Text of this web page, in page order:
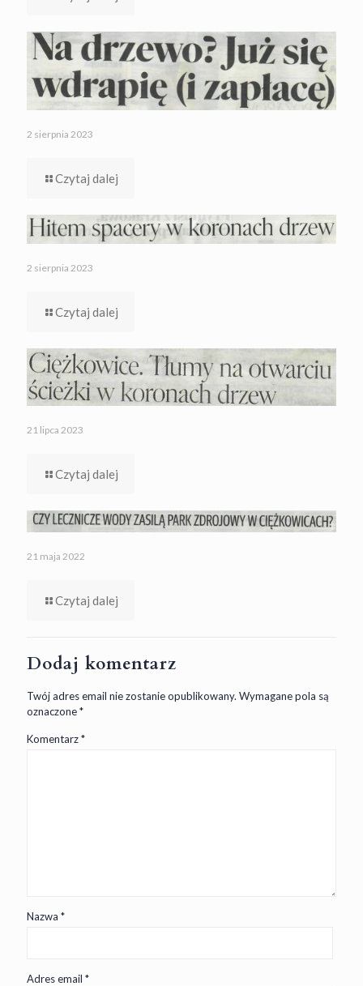
2 sierpnia 2023
Czytaj dalej
2 sierpnia 2023
Czytaj dalej
21 lipca 2023
Czytaj dalej
21 maja 2022
Czytaj dalej
Dodaj komentarz
Twój adres email nie zostanie opublikowany. Wymagane pola są
oznaczone*
Komentarz*
Nazwa *
Adres email *